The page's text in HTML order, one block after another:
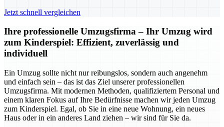
Jetzt schnell vergleichen
Ihre professionelle Umzugsfirma – Ihr Umzug wird
zum Kinderspiel: Effizient, zuverlässig und
individuell
Ein Umzug sollte nicht nur reibungslos, sondern auch angenehm
und einfach sein – das ist das Ziel unserer professionellen
Umzugsfirma. Mit modernen Methoden, qualifiziertem Personal und
einem klaren Fokus auf Ihre Bedürfnisse machen wir jeden Umzug
zum Kinderspiel. Egal, ob Sie in eine neue Wohnung, ein neues
Haus oder in ein anderes Land ziehen – wir sind für Sie da.